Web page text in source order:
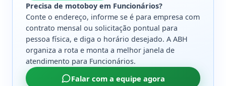
Precisa de motoboy em Funcionários?
Conte o endereço, informe se é para empresa com
contrato mensal ou solicitação pontual para
pessoa física, e diga o horário desejado. A ABH
organiza a rota e monta a melhor janela de
atendimento para Funcionários.
Falar com a equipe agora